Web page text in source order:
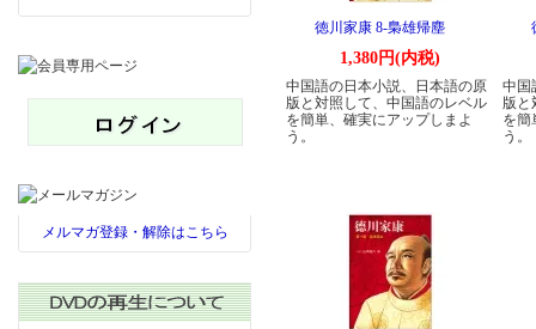
メルマガ登録・解除はこちら
徳川家康 8-梟雄帰塵
1,380円(内税)
中国語の日本小説、日本語の原
版と対照して、中国語のレベル
を簡単、確実にアップしまよ
う。
中国
版と
を簡
う。